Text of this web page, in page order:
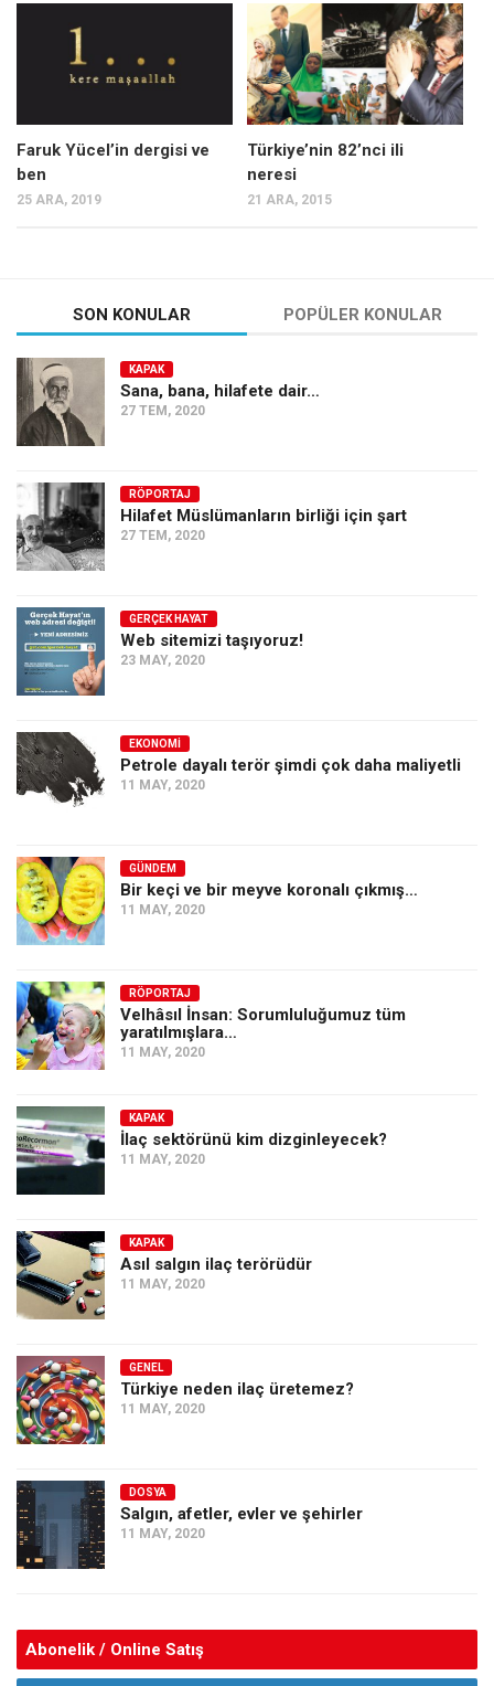
Mehmet Ali Tekin
Abir E. Nahas
Bağdagül Öz
Kategoriler
Kültür Sanat
Kitap
Karisi kitap sualleri
7 soruda bu hafta
Ekonomi
Spor
Sağlık
Gıda-Beslenme
Türkiye
Siyaset
Dünya
Asya
Amerika
Avustralya
Tarih
Düşünce
Dosyalar
Faruk Yücel’in dergisi ve
ben
25 ARA, 2019
Türkiye’nin 82’nci ili
neresi
21 ARA, 2015
SON KONULAR POPÜLER KONULAR
KAPAK
Sana, bana, hilafete dair…
27 TEM, 2020
RÖPORTAJ
Hilafet Müslümanların birliği için şart
27 TEM, 2020
GERÇEK HAYAT
Web sitemizi taşıyoruz!
23 MAY, 2020
EKONOMI
Petrole dayalı terör şimdi çok daha maliyetli
11 MAY, 2020
GÜNDEM
Bir keçi ve bir meyve koronalı çıkmış…
11 MAY, 2020
RÖPORTAJ
Velhâsıl İnsan: Sorumluluğumuz tüm
yaratılmışlara…
11 MAY, 2020
KAPAK
İlaç sektörünü kim dizginleyecek?
11 MAY, 2020
KAPAK
Asıl salgın ilaç terörüdür
11 MAY, 2020
GENEL
Türkiye neden ilaç üretemez?
11 MAY, 2020
DOSYA
Salgın, afetler, evler ve şehirler
11 MAY, 2020
Abonelik / Online Satış